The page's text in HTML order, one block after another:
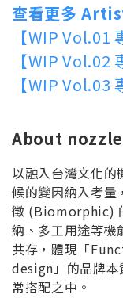
查看更多
【WIP Vol.01
【WIP Vol.02
【WIP Vol.03
About
以融入台灣文化的
候的變因納入考量
徵 (Biomorphic)
納、多工用途等機
共存，體現「
design」的品牌本
常搭配之中。